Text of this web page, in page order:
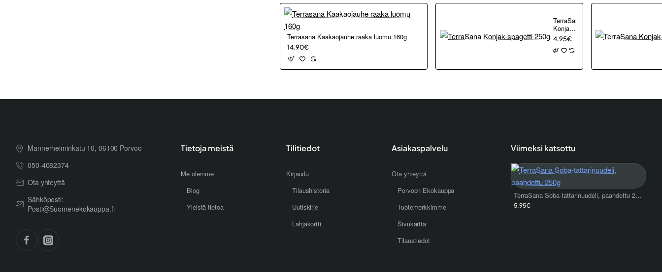
Terrasana Kaakaojauhe raaka luomu 160g
14.90€
TerraSana
Konjak-
spagetti
250g
4.95€
Mannerheiminkatu 10, 06100 Porvoo
050-4082374
Ota yhteyttä
Sähköposti:
Posti@Suomenekokauppa.fi
Tietoja meistä
Me olemme
Blog
Yleistä tietoa
Tilitiedot
Kirjaudu
Tilaushistoria
Uutiskirje
Lahjakortti
Asiakaspalvelu
Ota yhteyttä
Porvoon Ekokauppa
Tuotemerkkimme
Sivukartta
Tilaustiedot
Viimeksi katsottu
TerraSana Soba-tattarinuudeli, paahdettu 250g
5.95€